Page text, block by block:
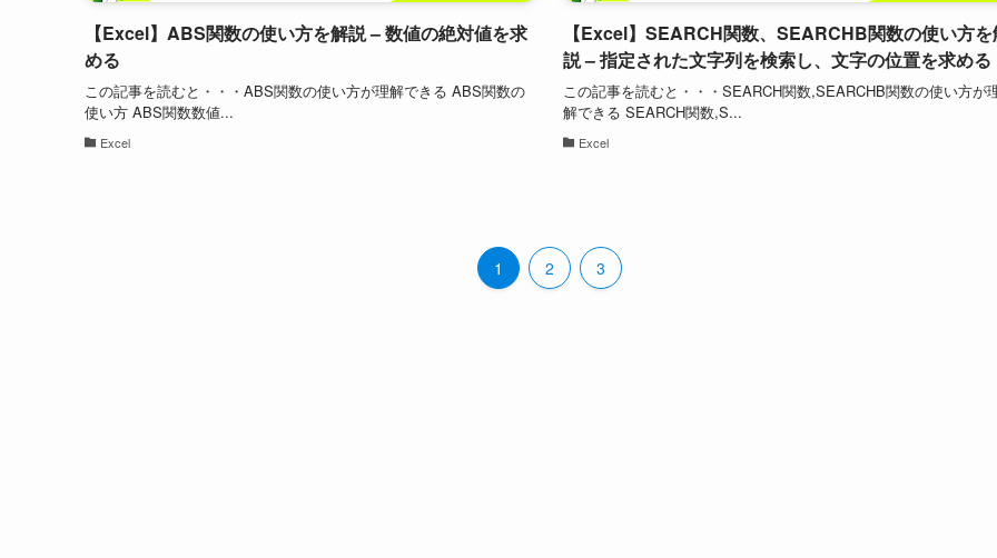
【Excel】ABS関数の使い方を解説 – 数値の絶対値を求
める
この記事を読むと・・・ABS関数の使い方が理解できる ABS関数の
使い方 ABS関数数値...
Excel
【Excel】SEARCH関数、SEARCHB関数の使い方を
説 – 指定された文字列を検索し、文字の位置を求める
この記事を読むと・・・SEARCH関数,SEARCHB関数の使い方が
解できる SEARCH関数,S...
Excel
1 2 3